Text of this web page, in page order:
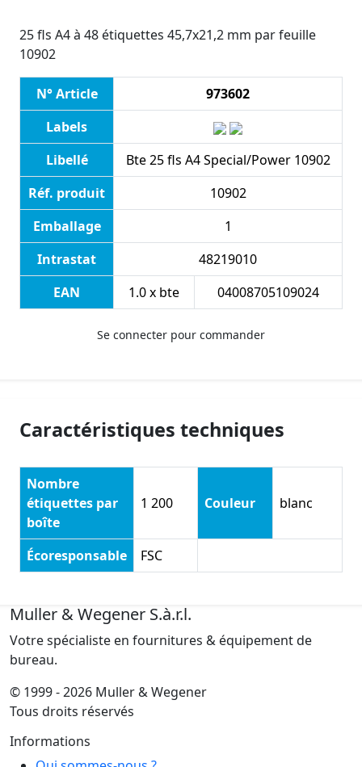
25 fls A4 à 48 étiquettes 45,7x21,2 mm par feuille
10902
N° Article
973602
Labels
Libellé
Bte 25 fls A4 Special/Power 10902
Réf. produit
10902
Emballage
1
Intrastat
48219010
EAN
1.0 x bte 04008705109024
Se connecter pour commander
Caractéristiques techniques
Nombre
étiquettes par
boîte
1 200 Couleur blanc
Écoresponsable FSC
Muller & Wegener S.à.r.l.
Votre spécialiste en fournitures & équipement de
bureau.
© 1999 - 2026 Muller & Wegener
Tous droits réservés
Informations